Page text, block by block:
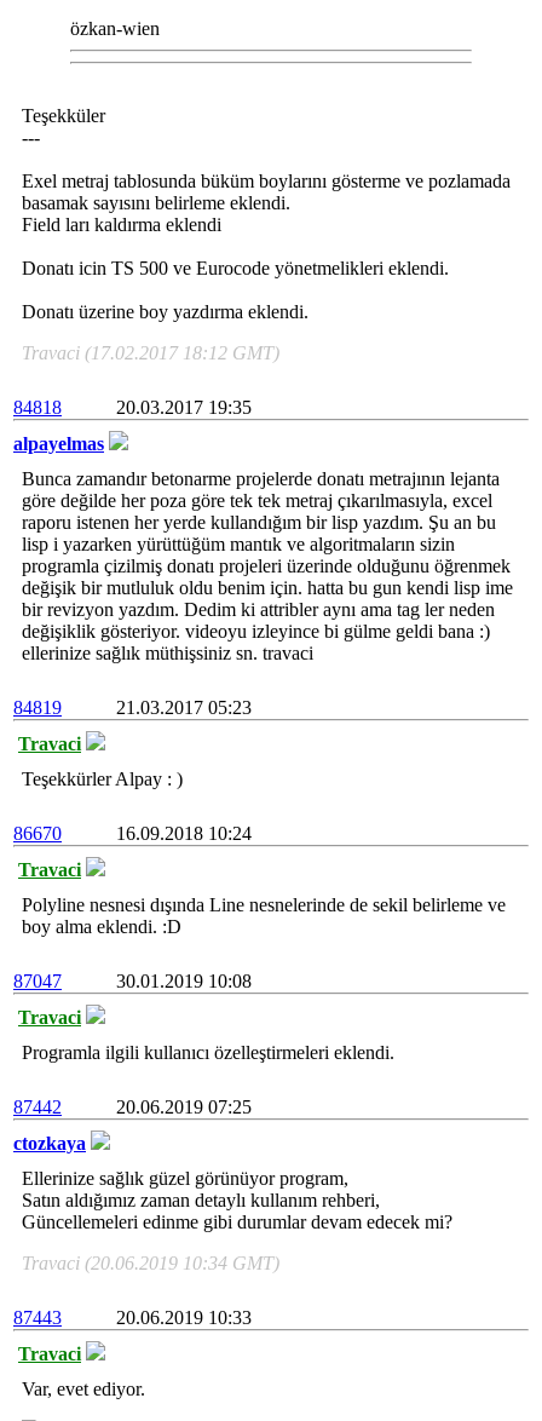
özkan-wien
Teşekküler
---
Exel metraj tablosunda büküm boylarını gösterme ve pozlamada
basamak sayısını belirleme eklendi.
Field ları kaldırma eklendi
Donatı icin TS 500 ve Eurocode yönetmelikleri eklendi.
Donatı üzerine boy yazdırma eklendi.
Travaci (17.02.2017 18:12 GMT)
84818
20.03.2017 19:35
alpayelmas
Bunca zamandır betonarme projelerde donatı metrajının lejanta
göre değilde her poza göre tek tek metraj çıkarılmasıyla, excel
raporu istenen her yerde kullandığım bir lisp yazdım. Şu an bu
lisp i yazarken yürüttüğüm mantık ve algoritmaların sizin
programla çizilmiş donatı projeleri üzerinde olduğunu öğrenmek
değişik bir mutluluk oldu benim için. hatta bu gun kendi lisp ime
bir revizyon yazdım. Dedim ki attribler aynı ama tag ler neden
değişiklik gösteriyor. videoyu izleyince bi gülme geldi bana :)
ellerinize sağlık müthişsiniz sn. travaci
84819
21.03.2017 05:23
Travaci
Teşekkürler Alpay : )
86670
16.09.2018 10:24
Travaci
Polyline nesnesi dışında Line nesnelerinde de sekil belirleme ve
boy alma eklendi. :D
87047
30.01.2019 10:08
Travaci
Programla ilgili kullanıcı özelleştirmeleri eklendi.
87442
20.06.2019 07:25
ctozkaya
Ellerinize sağlık güzel görünüyor program,
Satın aldığımız zaman detaylı kullanım rehberi,
Güncellemeleri edinme gibi durumlar devam edecek mi?
Travaci (20.06.2019 10:34 GMT)
87443
20.06.2019 10:33
Travaci
Var, evet ediyor.